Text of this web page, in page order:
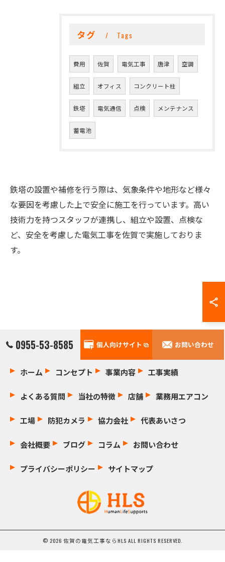
タグ Tags
費用 佐賀 電気工事 唐津 空調
組立 オフィス コンクリート柱
鉄塔 電気通信 点検 メンテナンス
蓄電池
鉄塔の設置や補修を行う際は、気象条件や地形など様々
な要因を考慮した上で安全に施工を行っています。高い
技術力を持つスタッフが連携し、組立や設置、点検な
ど、安全を考慮した電気工事を佐賀で実施しておりま
す。
0955-53-8585 個人向けサイト お問い合わせ
ホーム コンセプト 事業内容 工事実績
よくある質問 当社の特徴 店舗 業務用エアコン
工場 防犯カメラ 協力会社 代表あいさつ
会社概要 ブログ コラム お問い合わせ
プライバシーポリシー サイトマップ
© 2026 佐賀の電気工事ならHLS ALL RIGHTS RESERVED.
お問い合わせはこちら